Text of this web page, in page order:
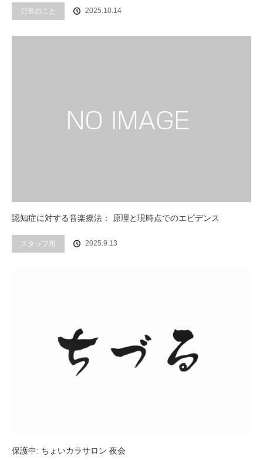
日常のこと 2025.10.14
認知症に対する音楽療法： 原理と現時点でのエビデンス
スタッフ用 2025.9.13
保護中: ちょいカラサロン 夜会